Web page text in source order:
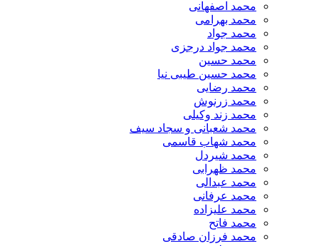
محمد اصفهانی
محمد بهرامی
محمد جواد
محمد جواد درجزی
محمد حسین
محمد حسین طیبی نیا
محمد رضایی
محمد زرنوش
محمد زند وکیلی
محمد شعبانی و سجاد سیف
محمد شهاب قاسمی
​محمد شیردل
محمد ظهرابی
محمد عبدالی
محمد عرفانی
محمد علیزاده
محمد فاتح
محمد فرزان صادقی